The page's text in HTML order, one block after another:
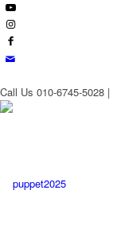
Call Us 010-6745-5028 |